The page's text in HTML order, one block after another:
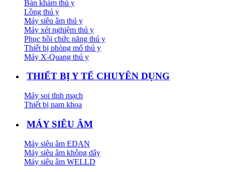
Bàn khám thú y
Lồng thú y
Máy siêu âm thú y
Máy xét nghiệm thú y
Phục hồi chức năng thú y
Thiết bị phòng mổ thú y
Máy X-Quang thú y
THIẾT BỊ Y TẾ CHUYÊN DỤNG
Máy soi tĩnh mạch
Thiết bị nam khoa
MÁY SIÊU ÂM
Máy siêu âm EDAN
Máy siêu âm không dây
Máy siêu âm WELLD